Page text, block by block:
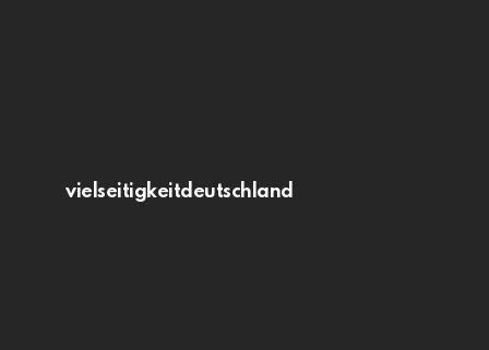
vielseitigkeitdeutschland